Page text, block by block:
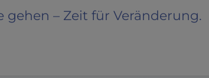
gehen – Zeit für Veränderung.